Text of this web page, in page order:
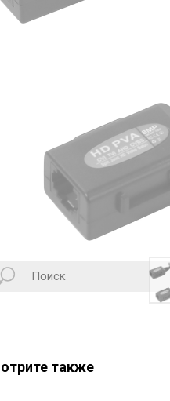
также